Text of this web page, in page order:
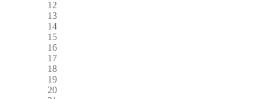
12
13
14
15
16
17
18
19
20